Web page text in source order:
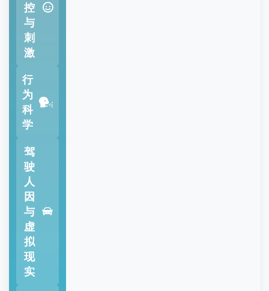
控
与
刺
激
行
为
科
学
驾
驶
人
因
与
虚
拟
现
实